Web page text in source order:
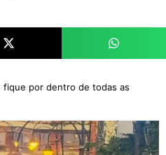
fique por dentro de todas as